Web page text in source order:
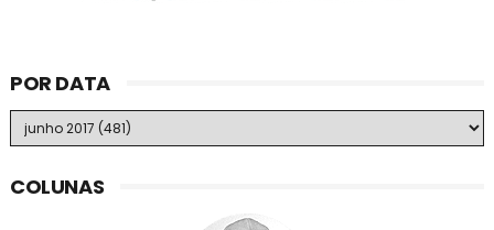
POR DATA
COLUNAS